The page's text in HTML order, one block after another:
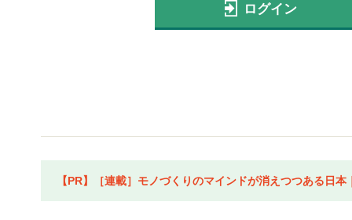
ログイン
【PR】［連載］モノづくりのマインドが消えつつある日